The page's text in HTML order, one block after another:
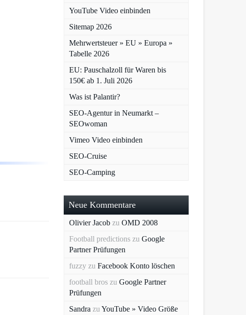
YouTube Video einbinden
Sitemap 2026
Mehrwertsteuer » EU » Europa »
Tabelle 2026
EU: Pauschalzoll für Waren bis
150€ ab 1. Juli 2026
Was ist Palantir?
SEO-Agentur in Neumarkt –
SEOwoman
Vimeo Video einbinden
SEO-Cruise
SEO-Camping
Neue Kommentare
Olivier Jacob zu OMD 2008
Football predictions zu Google
Partner Prüfungen
fuzzy zu Facebook Konto löschen
football bros zu Google Partner
Prüfungen
Sandra zu YouTube » Video Größe